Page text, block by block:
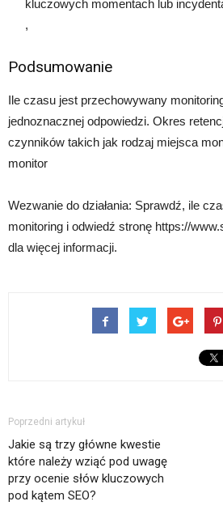
kluczowych momentach lub
,
Podsumowanie
Ile czasu jest przechowywany
jednoznacznej odpowiedzi. Okres
czynników takich jak rodzaj miejsca
monitor
Wezwanie do działania: Sprawdź, ile
monitoring i odwiedź stronę https://
dla więcej informacji.
Poprzedni artykuł
Jakie są trzy główne kwestie
które należy wziąć pod uwagę
przy ocenie słów kluczowych
pod kątem SEO?